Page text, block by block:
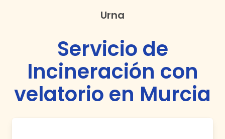
Urna
Servicio de
Incineración con
velatorio en Murcia